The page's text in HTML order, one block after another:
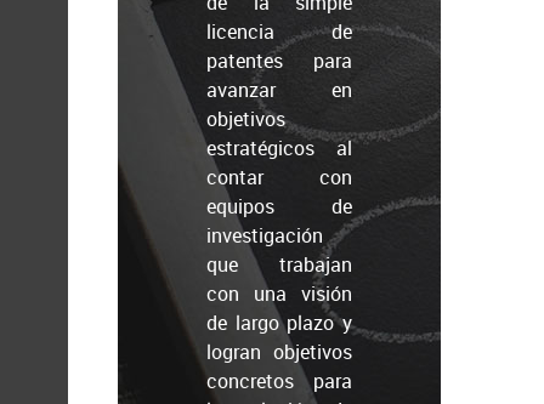
licencia de
patentes para
avanzar en
objetivos
estratégicos al
contar con
equipos de
investigación
que trabajan
con una visión
de largo plazo y
logran objetivos
concretos para